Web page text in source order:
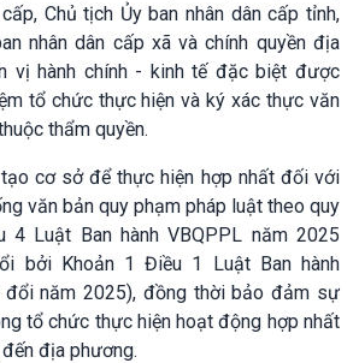
Chủ tịch Ủy ban nhân dân cấp tỉnh,
nhân dân cấp xã và chính quyền địa
vị hành chính - kinh tế đặc biệt được
tổ chức thực hiện và ký xác thực văn
thẩm quyền.
cơ sở để thực hiện hợp nhất đối với
văn bản quy phạm pháp luật theo quy
4 Luật Ban hành VBQPPL năm 2025
bởi Khoản 1 Điều 1 Luật Ban hành
đổi năm 2025), đồng thời bảo đảm sự
tổ chức thực hiện hoạt động hợp nhất
địa phương.